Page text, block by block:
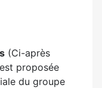
(Ci-après
proposée
du groupe